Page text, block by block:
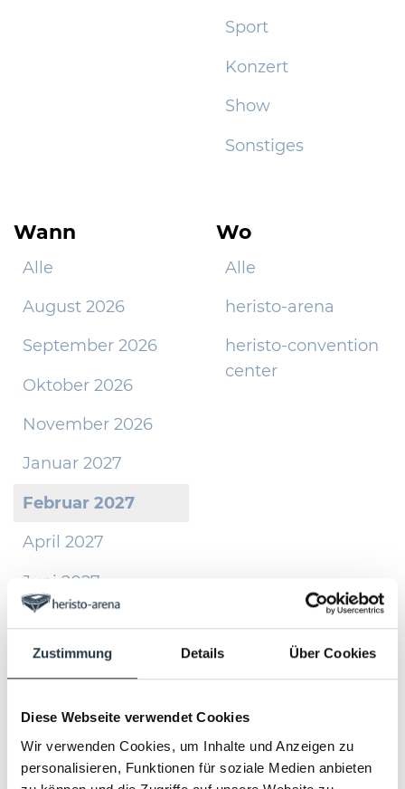
Zustimmung Details Über Cookies
Diese Webseite verwendet Cookies
Wir verwenden Cookies, um Inhalte und Anzeigen zu
personalisieren, Funktionen für soziale Medien anbieten
Sport
Konzert
Show
Sonstiges
Wann
Alle
August 2026
September 2026
Oktober 2026
November 2026
Januar 2027
Februar 2027
April 2027
Juni 2027
November 2027
Wo
Alle
heristo-arena
heristo-convention
center
Konzerttickets
Die heristo-arena in Halle/Westfalen ist eine 11.500